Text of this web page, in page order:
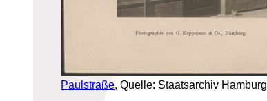
Paulstraße, Quelle: Staatsarchiv Hamburg